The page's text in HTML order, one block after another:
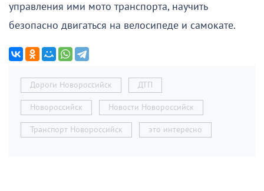
управления ими мото транспорта, научить
безопасно двигаться на велосипеде и самокате.
Дороги Новороссийск ДТП
Новороссийск Новости Новороссийск
Транспорт Новороссийск это интересно